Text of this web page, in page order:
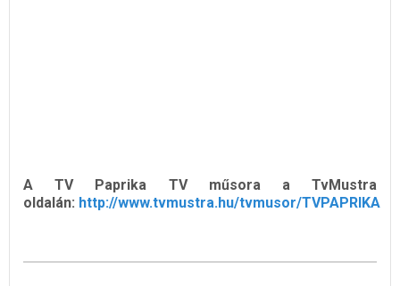
A TV Paprika TV műsora a TvMustra
oldalán: http://www.tvmustra.hu/tvmusor/TVPAPRIKA